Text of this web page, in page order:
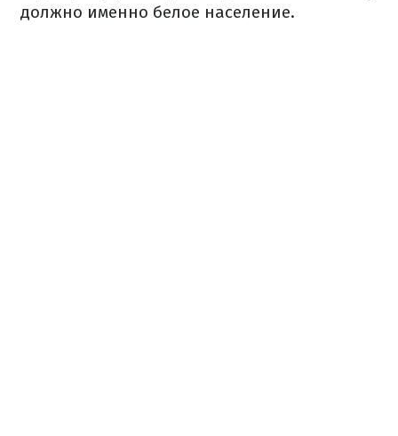
должно именно белое население.